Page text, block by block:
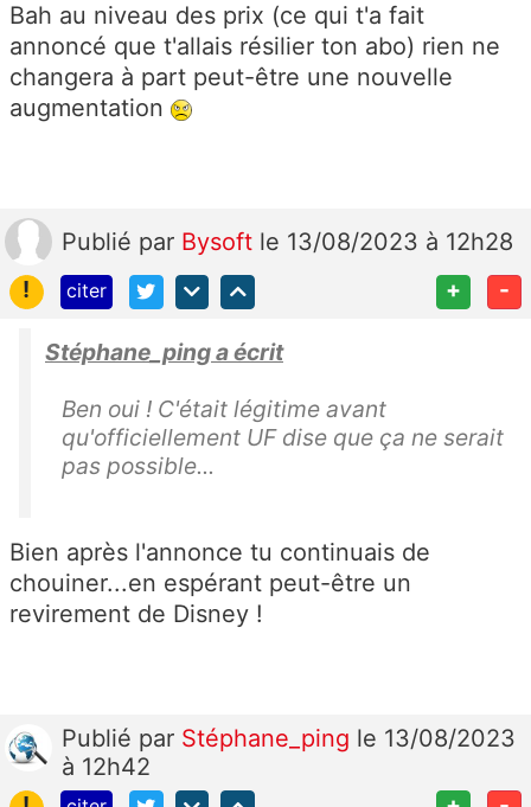
Bah au niveau des prix (ce qui t'a fait
annoncé que t'allais résilier ton abo) rien ne
changera à part peut-être une nouvelle
augmentation
Publié par Bysoft le 13/08/2023 à 12h28
!
citer + -
Stéphane_ping a écrit
Ben oui ! C'était légitime avant
qu'officiellement UF dise que ça ne serait
pas possible...
Bien après l'annonce tu continuais de
chouiner...en espérant peut-être un
revirement de Disney !
Publié par Stéphane_ping le 13/08/2023
à 12h42